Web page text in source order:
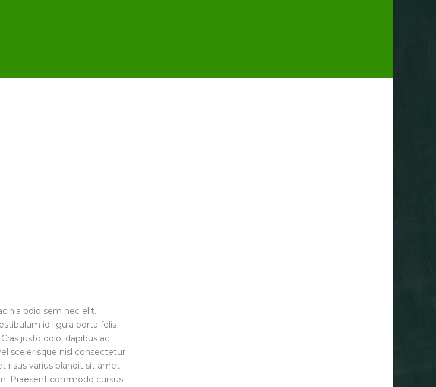
odio sem nec elit.
id ligula porta felis
justo odio, dapibus ac
scelerisque nisl consectetur
risus varius blandit sit amet
Praesent commodo cursus